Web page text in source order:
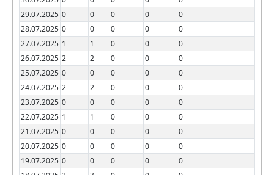
29.07.2025 0 0 0 0
0
28.07.2025 0 0 0 0
0
27.07.2025 1 1 0 0
0
26.07.2025 2 2 0 0
0
25.07.2025 0 0 0 0
0
24.07.2025 2 2 0 0
0
23.07.2025 0 0 0 0
0
22.07.2025 1 1 0 0
0
21.07.2025 0 0 0 0
0
20.07.2025 0 0 0 0
0
19.07.2025 0 0 0 0
0